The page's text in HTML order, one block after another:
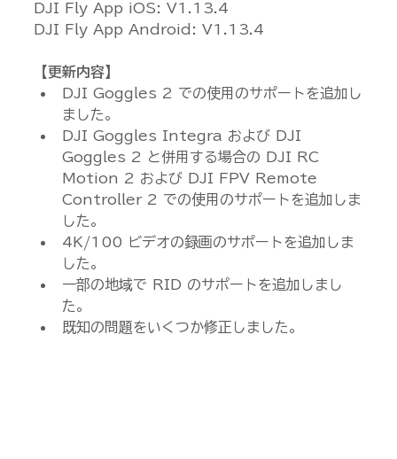
DJI Fly App iOS: V1.13.4
DJI Fly App Android: V1.13.4
【更新内容】
DJI Goggles 2 での使用のサポートを追加し
ました。
DJI Goggles Integra および DJI
Goggles 2 と併用する場合の DJI RC
Motion 2 および DJI FPV Remote
Controller 2 での使用のサポートを追加しま
した。
4K/100 ビデオの録画のサポートを追加しま
した。
一部の地域で RID のサポートを追加しまし
た。
既知の問題をいくつか修正しました。